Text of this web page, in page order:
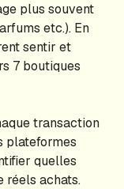
plus souvent
etc.). En
sentir et
7 boutiques
transaction
plateformes
quelles
réels achats.